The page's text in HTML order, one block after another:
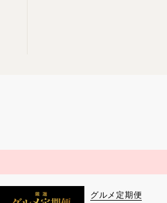
グルメ定期便